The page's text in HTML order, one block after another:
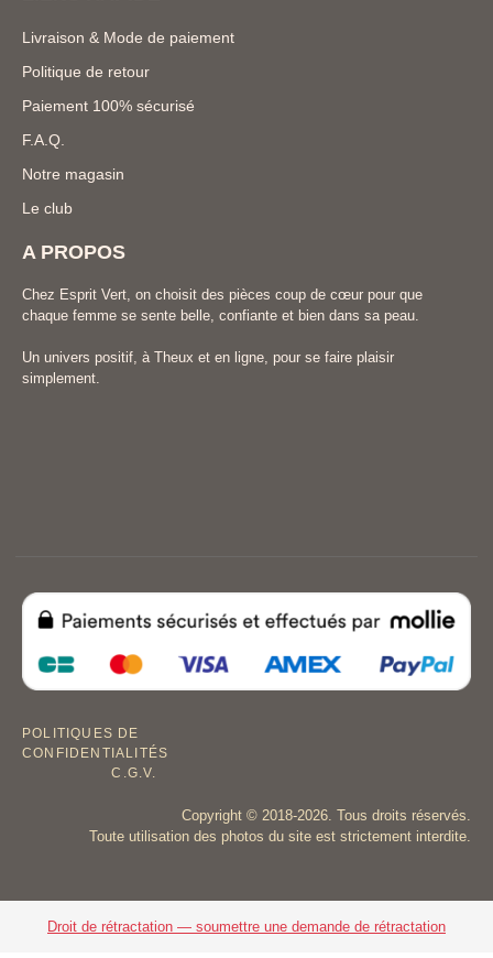
Livraison & Mode de paiement
Politique de retour
Paiement 100% sécurisé
F.A.Q.
Notre magasin
Le club
A PROPOS
Chez Esprit Vert, on choisit des pièces coup de cœur pour que
chaque femme se sente belle, confiante et bien dans sa peau.
Un univers positif, à Theux et en ligne, pour se faire plaisir
simplement.
POLITIQUES DE
CONFIDENTIALITÉS
C.G.V.
Copyright © 2018-2026. Tous droits réservés.
Toute utilisation des photos du site est strictement interdite.
Droit de rétractation — soumettre une demande de rétractation